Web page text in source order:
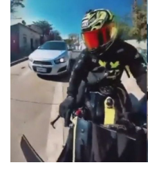
modo claro